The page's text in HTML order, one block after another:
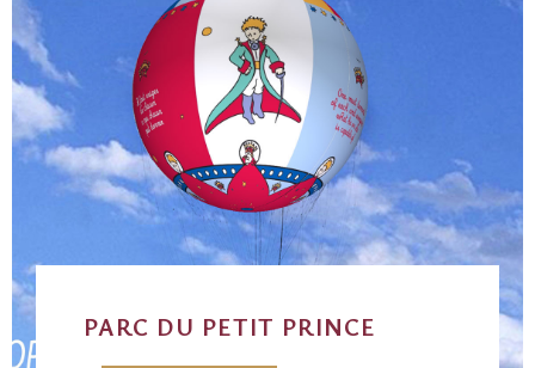
PARC DU PETIT PRINCE